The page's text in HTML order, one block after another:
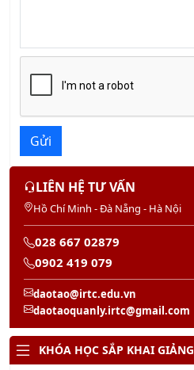
Gửi
LIÊN HỆ TƯ VẤN
Hồ Chí Minh - Đà Nẵng - Hà Nội
028 667 02879
0902 419 079
daotao@irtc.edu.vn
daotaoquanly.irtc@gmail.com
KHÓA HỌC SẮP KHAI GIẢNG